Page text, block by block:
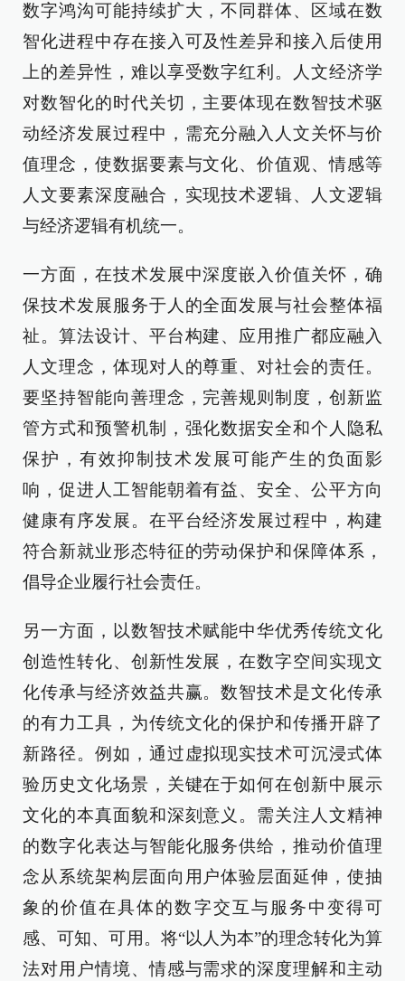
数字鸿沟可能持续扩大，不同群体、区域在数
智化进程中存在接入可及性差异和接入后使用
上的差异性，难以享受数字红利。人文经济学
对数智化的时代关切，主要体现在数智技术驱
动经济发展过程中，需充分融入人文关怀与价
值理念，使数据要素与文化、价值观、情感等
人文要素深度融合，实现技术逻辑、人文逻辑
与经济逻辑有机统一。
一方面，在技术发展中深度嵌入价值关怀，确
保技术发展服务于人的全面发展与社会整体福
祉。算法设计、平台构建、应用推广都应融入
人文理念，体现对人的尊重、对社会的责任。
要坚持智能向善理念，完善规则制度，创新监
管方式和预警机制，强化数据安全和个人隐私
保护，有效抑制技术发展可能产生的负面影
响，促进人工智能朝着有益、安全、公平方向
健康有序发展。在平台经济发展过程中，构建
符合新就业形态特征的劳动保护和保障体系，
倡导企业履行社会责任。
另一方面，以数智技术赋能中华优秀传统文化
创造性转化、创新性发展，在数字空间实现文
化传承与经济效益共赢。数智技术是文化传承
的有力工具，为传统文化的保护和传播开辟了
新路径。例如，通过虚拟现实技术可沉浸式体
验历史文化场景，关键在于如何在创新中展示
文化的本真面貌和深刻意义。需关注人文精神
的数字化表达与智能化服务供给，推动价值理
念从系统架构层面向用户体验层面延伸，使抽
象的价值在具体的数字交互与服务中变得可
感、可知、可用。将“以人为本”的理念转化为算
法对用户情境、情感与需求的深度理解和主动